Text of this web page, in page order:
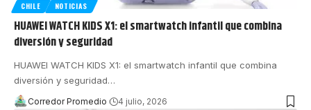
CHILE NOTICIAS
HUAWEI WATCH KIDS X1: el smartwatch infantil que combina
diversión y seguridad
HUAWEI WATCH KIDS X1: el smartwatch infantil que combina
diversión y seguridad…
Corredor Promedio 4 julio, 2026